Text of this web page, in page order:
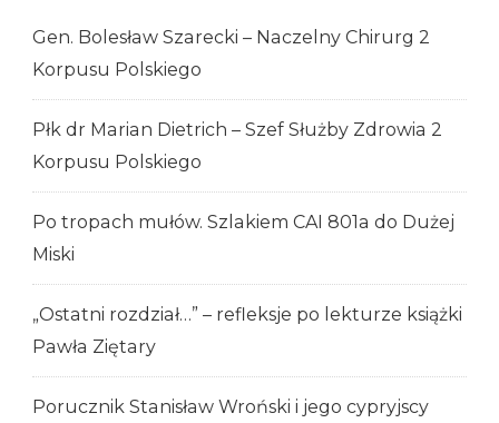
Gen. Bolesław Szarecki – Naczelny Chirurg 2
Korpusu Polskiego
Płk dr Marian Dietrich – Szef Służby Zdrowia 2
Korpusu Polskiego
Po tropach mułów. Szlakiem CAI 801a do Dużej
Miski
„Ostatni rozdział…” – refleksje po lekturze książki
Pawła Ziętary
Porucznik Stanisław Wroński i jego cypryjscy